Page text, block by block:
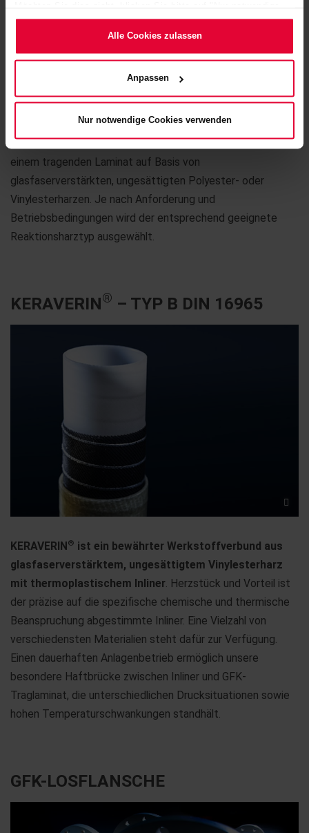
Cookies verwenden". Mehr dazu (einschließlich der Möglichkeit,
die Einwilligungserklärung zu ändern oder zu widerrufen)
Website) bzw. derDatenschutzerklärung.
Alle Cookies zulassen
Anpassen
Nur notwendige Cookies verwenden
KERAPOLIN®ist unser widerstandsfähiger
Markenwerkstoff, bestehend aus einer
Chemieschutzschicht nach DIN oder Kundenwunschund
einem tragenden Laminat auf Basis von
glasfaserverstärkten, ungesättigten Polyester- oder
Vinylesterharzen. Je nach Anforderung und
Betriebsbedingungen wird der entsprechend geeignete
Reaktionsharztyp ausgewählt.
KERAVERIN® – TYP B DIN 16965
KERAVERIN® ist ein bewährter Werkstoffverbund aus
glasfaserverstärktem, ungesättigtem Vinylesterharz
mit thermoplastischem Inliner . Herzstück und Vorteil ist
der präzise auf die spezifische chemische und thermische
Beanspruchung abgestimmte Inliner. Eine Vielzahl von
verschiedensten Materialien steht dafür zur Verfügung.
Einen dauerhaften Anlagenbetrieb ermöglich unsere
besondere Haftbrücke zwischen Inliner und GFK-
Traglaminat, die unterschiedlichen Drucksituationen sowie
hohen Temperaturschwankungen standhält.
GFK-LOSFLANSCHE